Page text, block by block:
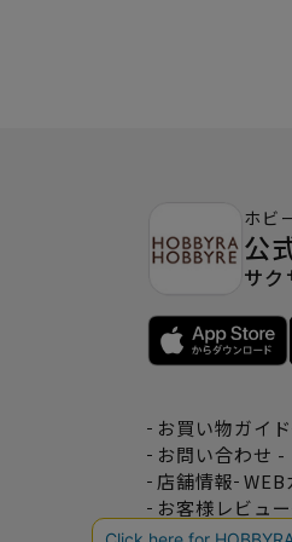
ホビ
公
サ
お買い物ガイド
お問い合わせ
店舗情報 WEB
お客様レビュー
特定商取引法